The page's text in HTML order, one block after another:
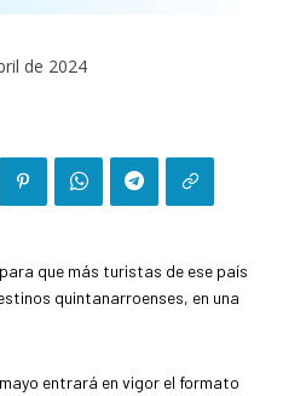
de 2024
que más turistas de ese país
quintanarroenses, en una
entrará en vigor el formato